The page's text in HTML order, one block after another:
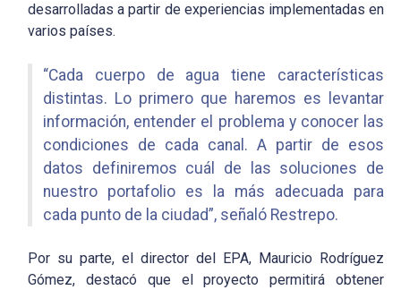
desarrolladas a partir de experiencias implementadas en
varios países.
“Cada cuerpo de agua tiene características
distintas. Lo primero que haremos es levantar
información, entender el problema y conocer las
condiciones de cada canal. A partir de esos
datos definiremos cuál de las soluciones de
nuestro portafolio es la más adecuada para
cada punto de la ciudad”, señaló Restrepo.
Por su parte, el director del EPA, Mauricio Rodríguez
Gómez, destacó que el proyecto permitirá obtener